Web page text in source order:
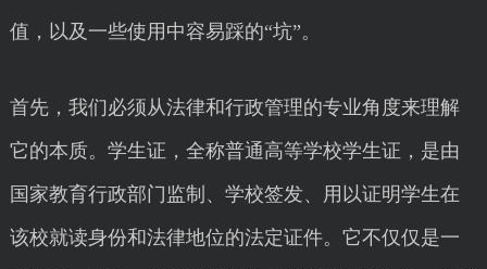
值，以及一些使用中容易踩的“坑”。
首先，我们必须从法律和行政管理的专业角度来理解
它的本质。学生证，全称普通高等学校学生证，是由
国家教育行政部门监制、学校签发、用以证明学生在
该校就读身份和法律地位的法定证件。它不仅仅是一